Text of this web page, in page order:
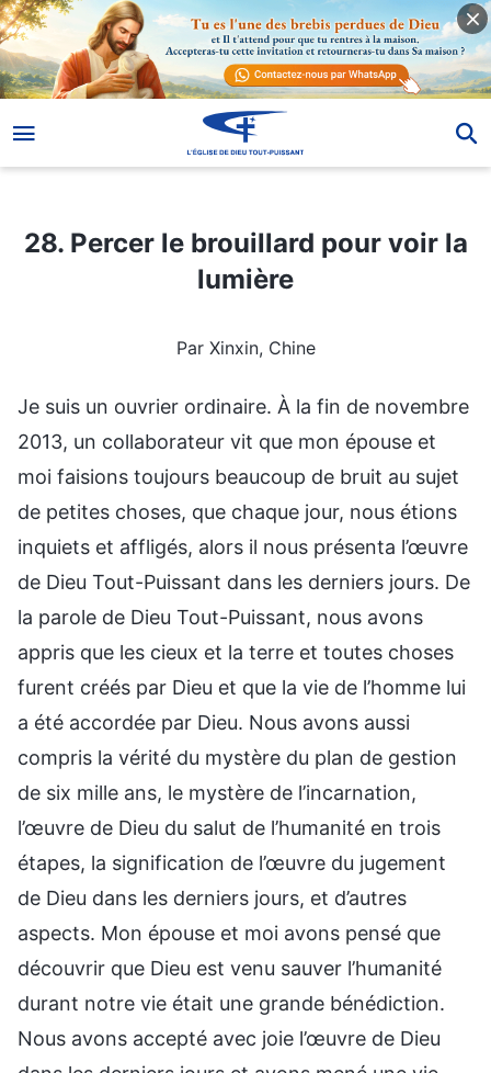
28. Percer le brouillard pour voir la lumière
28. Percer le brouillard pour voir la
lumière
Par Xinxin, Chine
Je suis un ouvrier ordinaire. À la fin de novembre
2013, un collaborateur vit que mon épouse et
moi faisions toujours beaucoup de bruit au sujet
de petites choses, que chaque jour, nous étions
inquiets et affligés, alors il nous présenta l’œuvre
de Dieu Tout-Puissant dans les derniers jours. De
la parole de Dieu Tout-Puissant, nous avons
appris que les cieux et la terre et toutes choses
furent créés par Dieu et que la vie de l’homme lui
a été accordée par Dieu. Nous avons aussi
compris la vérité du mystère du plan de gestion
de six mille ans, le mystère de l’incarnation,
l’œuvre de Dieu du salut de l’humanité en trois
étapes, la signification de l’œuvre du jugement
de Dieu dans les derniers jours, et d’autres
aspects. Mon épouse et moi avons pensé que
découvrir que Dieu est venu sauver l’humanité
durant notre vie était une grande bénédiction.
Nous avons accepté avec joie l’œuvre de Dieu